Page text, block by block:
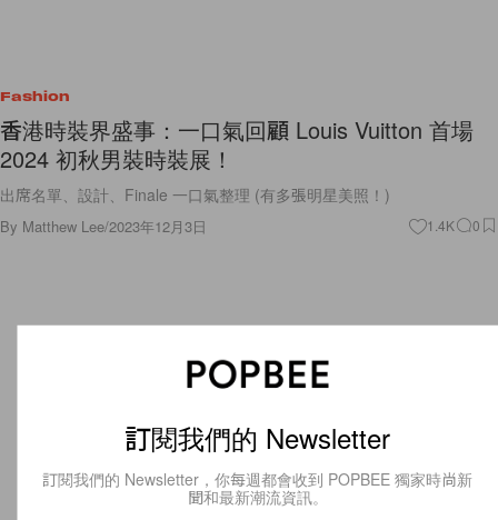
Fashion
香港時裝界盛事：一口氣回顧​​ Louis Vuitton 首場
2024 初秋男裝時裝展！
出席名單、設計、Finale 一口氣整理 (有多張明星美照！)
By Matthew Lee/2023年12月3日 1.4K 0
訂閱我們的 Newsletter
訂閱我們的 Newsletter，你每週都會收到 POPBEE 獨家時尚新
聞和最新潮流資訊。